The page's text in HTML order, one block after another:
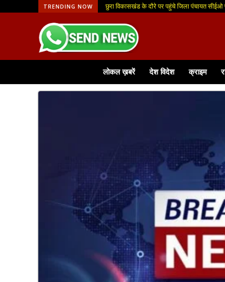
TRENDING NOW छुरा विकासखंड के दौरे पर पहुंचे जिला पंचायत सीईओ
लोकल ख़बरें देश विदेश क्राइम